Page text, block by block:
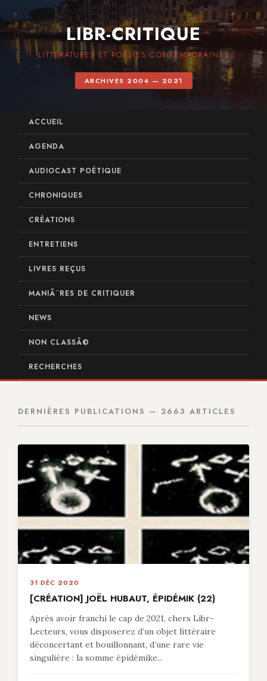
LIBR-CRITIQUE
LITTÉRATURES ET POÉSIES CONTEMPORAINES
ARCHIVES 2004 — 2021
ACCUEIL
AGENDA
AUDIOCAST POÉTIQUE
CHRONIQUES
CRÉATIONS
ENTRETIENS
LIVRES REÇUS
MANIÃ¨RES DE CRITIQUER
NEWS
NON CLASSÃ©
RECHERCHES
DERNIÈRES PUBLICATIONS — 2663 ARTICLES
31 DÉC 2020
[CRÉATION] JOËL HUBAUT, ÉPIDÉMIK (22)
Après avoir franchi le cap de 2021, chers Libr-
Lecteurs, vous disposerez d’un objet littéraire
déconcertant et bouillonnant, d’une rare vie
singulière : la somme épidémike...